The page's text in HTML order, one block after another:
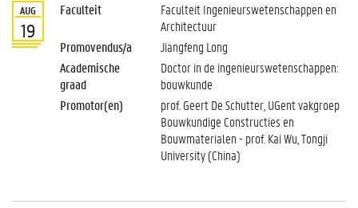
AUG
19
Faculteit
Faculteit Ingenieurswetenschappen en
Architectuur
Promovendus/a
Jiangfeng Long
Academische
graad
Doctor in de ingenieurswetenschappen:
bouwkunde
Promotor(en)
prof. Geert De Schutter, UGent vakgroep
Bouwkundige Constructies en
Bouwmaterialen - prof. Kai Wu, Tongji
University (China)